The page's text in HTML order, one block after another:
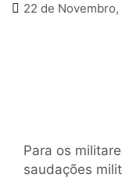
22 de Novembro,
Para os
saudações